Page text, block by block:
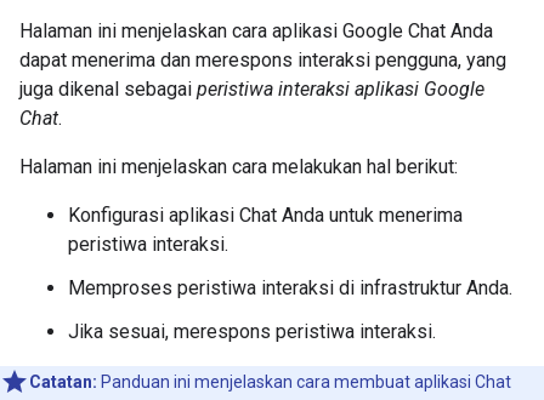
Halaman ini menjelaskan cara aplikasi Google Chat Anda
dapat menerima dan merespons interaksi pengguna, yang
juga dikenal sebagai peristiwa interaksi aplikasi Google
Chat.
Halaman ini menjelaskan cara melakukan hal berikut:
Konfigurasi aplikasi Chat Anda untuk menerima
peristiwa interaksi.
Memproses peristiwa interaksi di infrastruktur Anda.
Jika sesuai, merespons peristiwa interaksi.
Catatan: Panduan ini menjelaskan cara membuat aplikasi Chat